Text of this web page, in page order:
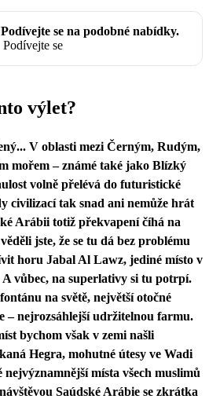
se na podobné nabídky.
Podívejte se
výlet?
V oblasti mezi Černým, Rudým,
mořem – známé také jako Blízký
volně přelévá do futuristické
civilizací tak snad ani nemůže hrát
Arábii totiž překvapení číhá na
jste, že se tu dá bez problému
horu Jabal Al Lawz, jediné místo v
vůbec, na superlativy si tu potrpí.
na světě, největší otočné
– nejrozsáhlejší udržitelnou farmu.
bychom však v zemi našli
Hegra, mohutné útesy ve Wadi
místa všech muslimů
Saúdské Arábie se zkrátka